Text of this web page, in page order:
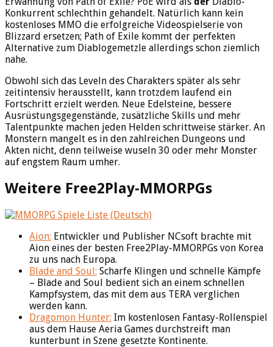
Konkurrent schlechthin gehandelt. Natürlich kann kein
kostenloses MMO die erfolgreiche Videospielserie von
Blizzard ersetzen; Path of Exile kommt der perfekten
Alternative zum Diablogemetzle allerdings schon ziemlich
nahe.
Obwohl sich das Leveln des Charakters später als sehr
zeitintensiv herausstellt, kann trotzdem laufend ein
Fortschritt erzielt werden. Neue Edelsteine, bessere
Ausrüstungsgegenstände, zusätzliche Skills und mehr
Talentpunkte machen jeden Helden schrittweise stärker. An
Monstern mangelt es in den zahlreichen Dungeons und
Akten nicht, denn teilweise wuseln 30 oder mehr Monster
auf engstem Raum umher.
Weitere Free2Play-MMORPGs
Aion: Entwickler und Publisher NCsoft brachte mit
Aion eines der besten Free2Play-MMORPGs von Korea
zu uns nach Europa.
Blade and Soul: Scharfe Klingen und schnelle Kämpfe
– Blade and Soul bedient sich an einem schnellen
Kampfsystem, das mit dem aus TERA verglichen
werden kann.
Dragomon Hunter: Im kostenlosen Fantasy-Rollenspiel
aus dem Hause Aeria Games durchstreift man
kunterbunt in Szene gesetzte Kontinente.